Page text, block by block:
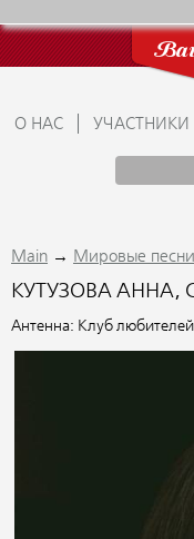
О НАС УЧАСТНИКИ
Main → Мировые песни
КУТУЗОВА АННА,
Антенна: Клуб